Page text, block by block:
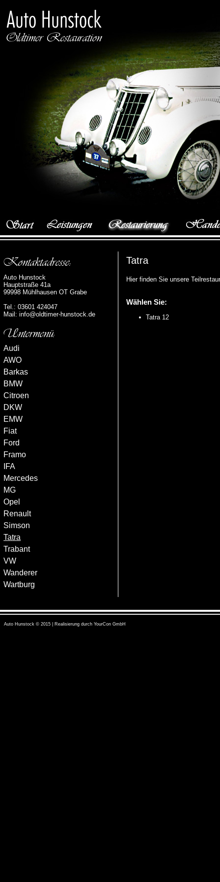
Auto Hunstock
Hauptstraße 41a
99998 Mühlhausen OT Grabe
Tel.: 03601 424047
Mail:info@oldtimer-hunstock.de
Audi
AWO
Barkas
BMW
Citroen
DKW
EMW
Fiat
Ford
Framo
IFA
Mercedes
MG
Opel
Renault
Simson
Tatra
Trabant
VW
Wanderer
Wartburg
Tatra
Hier finden Sie unsere
Wählen Sie:
Tatra 12
Auto Hunstock © 2015 | Realisierung durch YourCon GmbH